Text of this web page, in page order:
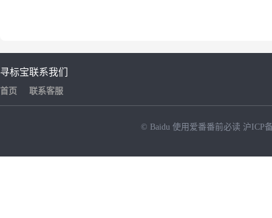
寻标宝
首页
联系我们
联系客服
© Baidu 使用爱番番前必读 沪ICP